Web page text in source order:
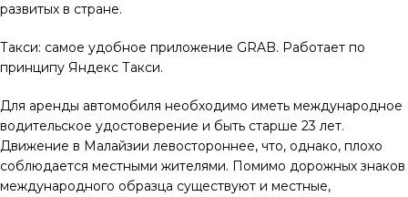
развитых в стране.
Такси: самое удобное приложение GRAB. Работает по
принципу Яндекс Такси.
Для аренды автомобиля необходимо иметь международное
водительское удостоверение и быть старше 23 лет.
Движение в Малайзии левостороннее, что, однако, плохо
соблюдается местными жителями. Помимо дорожных знаков
международного образца существуют и местные,